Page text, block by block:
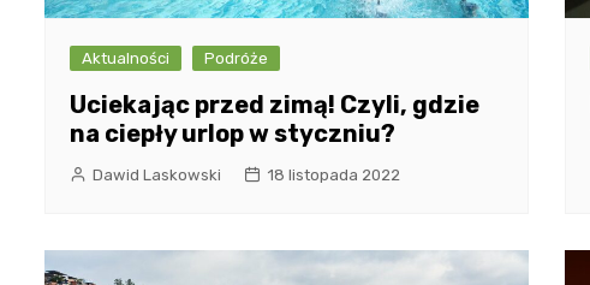
Aktualności Podróże
Uciekając przed zimą! Czyli, gdzie
na ciepły urlop w styczniu?
Dawid Laskowski 18 listopada 2022